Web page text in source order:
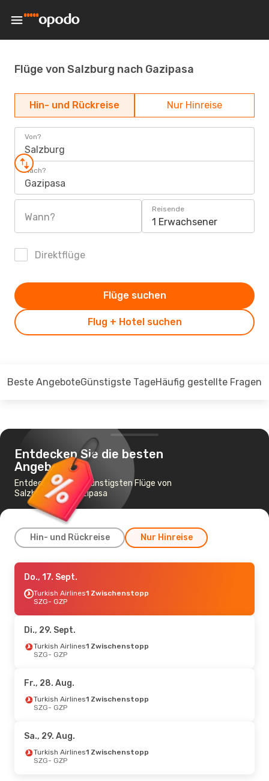
Flüge von Salzburg nach Gazipasa
Hin- und Rückreise Nur Hinreise
Von?
Salzburg
Nach?
Gazipasa
Wann?
Reisende
1 Erwachsener
Direktflüge
Flug + Hotel suchen
Flüge suchen
Beste AngeboteGünstigste TageHäufig gestellte Fragen
Entdecken Sie die besten
Angebote
Entdecken Sie die günstigsten Flüge von
Salzburg nach Gazipasa
Hin- und Rückreise Nur Hinreise
So., 30. Aug.- Sa., 5. Sept.
Turkish Airlines
1 Zwischenstopp
Turkish Airlines
1 Zwischenstopp
GZP- SZG
Turkish Airlines
1 Zwischenstopp
SZG- GZP
Turkish Airlines
Mo., 14. Sept.- So., 20. Sept.
Do., 17. Sept.
Turkish Airlines1 Zwischenstopp
SZG- GZP
Di., 29. Sept.
Turkish Airlines1 Zwischenstopp
SZG- GZP
Fr., 28. Aug.
Turkish Airlines1 Zwischenstopp
SZG- GZP
Sa., 29. Aug.
Turkish Airlines1 Zwischenstopp
SZG- GZP